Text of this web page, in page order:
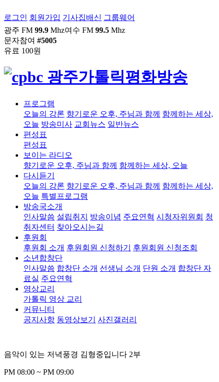
로그인 회원가입 기사집배신 그룹웨어
광주 FM 99.9 Mhz여수 FM 99.5 Mhz
문자참여 #5005
유료 100원
프로그램
오늘의 강론 향기로운 오후, 주님과 함께 함께하는 세상,
오늘 방송미사 교회뉴스 일반뉴스
편성표
편성표
보이는 라디오
향기로운 오후, 주님과 함께 함께하는 세상, 오늘
다시듣기
오늘의 강론 향기로운 오후, 주님과 함께 함께하는 세상,
오늘 특별프로그램
방송국소개
인사말씀 설립취지 방송이념 주요연혁 시청자위원회 청
취자센터 찾아오시는길
후원회
후원회 소개 후원회원 신청하기
후원회원 신청조회
소년합창단
인사말씀 합창단 소개 선생님 소개 단원 소개 합창단 자
료실 주요연혁
영상교리
가톨릭 영상 교리
커뮤니티
공지사항 동영상보기 사진갤러리
음악이 있는 저녁풍경 김형중입니다 2부
PM 08:00 ~ PM 09:00